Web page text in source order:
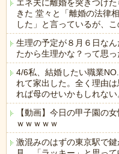
エネ夫に離婚を突きつけ
きた 堂々と「離婚の法律
した」と言っているが、
生理の予定が８月６日な
たから生理かな？って思
4/6私、結婚したい職業
れて家出した。全く理由
れば母のせいかもしれな
【動画】今日の甲子園の
ｗｗｗｗｗ
激混みのはずの東京駅で